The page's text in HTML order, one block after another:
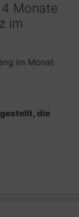
Monate
im
im Monat
die